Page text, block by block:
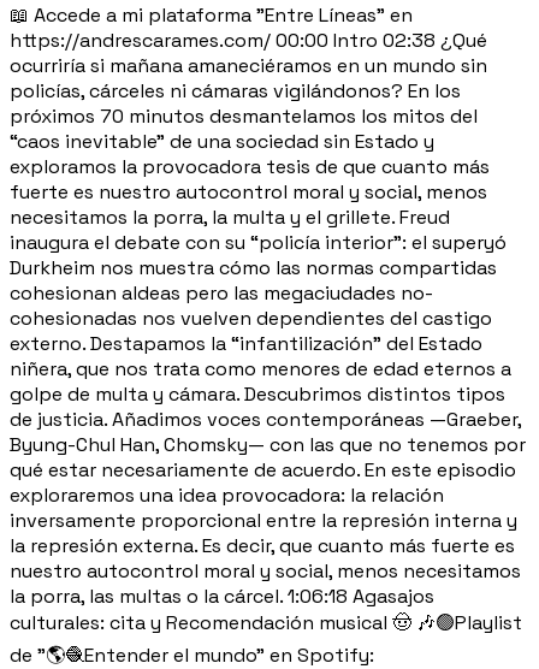
📖 Accede a mi plataforma "Entre Líneas" en
https://andrescarames.com/ 00:00 Intro 02:38 ¿Qué
ocurriría si mañana amaneciéramos en un mundo sin
policías, cárceles ni cámaras vigilándonos? En los
próximos 70 minutos desmantelamos los mitos del
“caos inevitable” de una sociedad sin Estado y
exploramos la provocadora tesis de que cuanto más
fuerte es nuestro autocontrol moral y social, menos
necesitamos la porra, la multa y el grillete. Freud
inaugura el debate con su “policía interior”: el superyó
Durkheim nos muestra cómo las normas compartidas
cohesionan aldeas pero las megaciudades no-
cohesionadas nos vuelven dependientes del castigo
externo. Destapamos la “infantilización” del Estado
niñera, que nos trata como menores de edad eternos a
golpe de multa y cámara. Descubrimos distintos tipos
de justicia. Añadimos voces contemporáneas —Graeber,
Byung-Chul Han, Chomsky— con las que no tenemos por
qué estar necesariamente de acuerdo. En este episodio
exploraremos una idea provocadora: la relación
inversamente proporcional entre la represión interna y
la represión externa. Es decir, que cuanto más fuerte es
nuestro autocontrol moral y social, menos necesitamos
la porra, las multas o la cárcel. 1:06:18 Agasajos
culturales: cita y Recomendación musical 🤠 🎶🟢Playlist
de "🌎🧶Entender el mundo" en Spotify: